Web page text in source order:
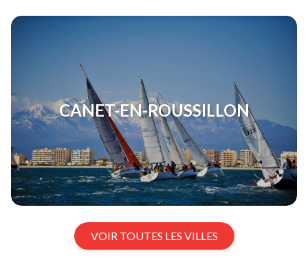
CANET-EN-ROUSSILLON
VOIR TOUTES LES VILLES